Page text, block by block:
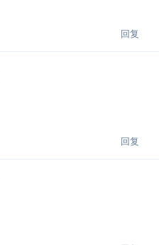
回复
回复